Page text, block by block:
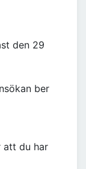
den 29
ber
att du har